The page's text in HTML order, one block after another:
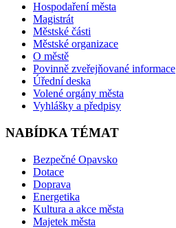
Hospodaření města
Magistrát
Městské části
Městské organizace
O městě
Povinně zveřejňované informace
Úřední deska
Volené orgány města
Vyhlášky a předpisy
NABÍDKA TÉMAT
Bezpečné Opavsko
Dotace
Doprava
Energetika
Kultura a akce města
Majetek města